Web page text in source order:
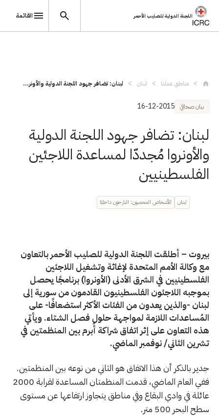
اللجنة الدولية للصليب الأحمر القائمة
مناطق عملنا لبنان لبنان: تضافر جهود اللجنة الدولية والأونر...
بيان صحافي 16-12-2015
لبنان: تضافر جهود اللجنة الدولية
والأونروا مُجددّا لمساعدة اللاجئين
الفلسطينيين
لبنان الأشخاص المحميون: النازحون داخليًا
بيروت – أطلقت اللجنة الدولية للصليب الأحمر بالتعاون
مع وكالة الأمم المتحدة لإغاثة وتشغيل اللاجئين
الفلسطينيين في الشرق الأدنى (الأونروا) برنامجًا يحصل
بموجبه اللاجئون الفلسطينيون القادمون من سورية إلى
لبنان -والذين يعدون من الفئات الأكثر استضعافًا- على
المُساعدات اللازمة لمواجهة حلول فصل الشتاء. ويأتي
هذه التعاون على إثر اتفاق شراكة أُبرم بين المنظمتين في
تشرين الثاني/ نوفمبر الماضي.
جدير بالذكر أن هذا الاتفاق هو الثاني من نوعه بين المنظمتين.
ففي العام الماضي، قدمت المنظمتان المساعدة لقرابة 2000
عائلة في وادي البقاع وفي مناطق يتجاوز ارتفاعها عن مستوى
سطح البحر 500 متر.